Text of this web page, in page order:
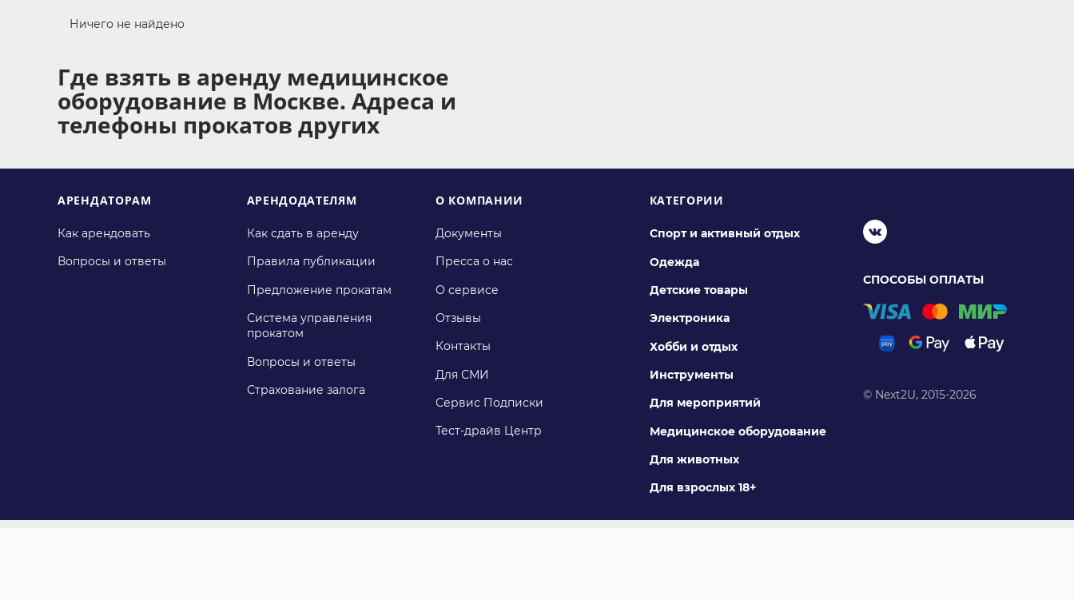
Ничего не найдено
Где взять в аренду медицинское
оборудование в Москве. Адреса и
телефоны прокатов других
АРЕНДАТОРАМ
Как арендовать
Вопросы и ответы
АРЕНДОДАТЕЛЯМ
Как сдать в аренду
Правила публикации
Предложение прокатам
Система управления
прокатом
Вопросы и ответы
Страхование залога
О КОМПАНИИ
Документы
Пресса о нас
О сервисе
Отзывы
Контакты
Для СМИ
Сервис Подписки
Тест-драйв Центр
КАТЕГОРИИ
Спорт и активный отдых
Одежда
Детские товары
Электроника
Хобби и отдых
Инструменты
Для мероприятий
Медицинское оборудование
Для животных
Для взрослых 18+
СПОСОБЫ ОПЛАТЫ
© Next2U, 2015-2026